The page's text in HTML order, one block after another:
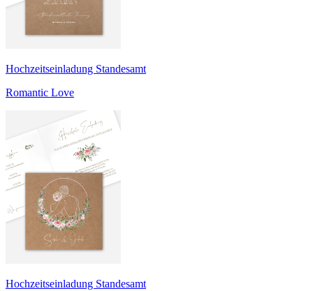
Hochzeitseinladung Standesamt
Romantic Love
Hochzeitseinladung Standesamt